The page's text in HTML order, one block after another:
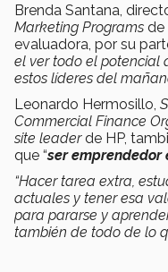
Brenda Santana,
Marketing Programs de
evaluadora, por su
el ver todo el potencial
estos líderes del
Leonardo Hermosillo,
Commercial Finance
site leaderde HP,
que “ser emprendedor
“Hacer tarea extra,
actuales y tener esa
para pararse y
también de todo de lo